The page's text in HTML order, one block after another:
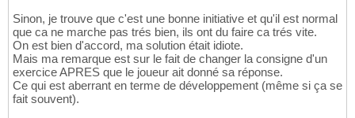
Sinon, je trouve que c'est une bonne initiative et qu'il est normal
que ca ne marche pas trés bien, ils ont du faire ca trés vite.
On est bien d'accord, ma solution était idiote.
Mais ma remarque est sur le fait de changer la consigne d'un
exercice APRES que le joueur ait donné sa réponse.
Ce qui est aberrant en terme de développement (même si ça se
fait souvent).